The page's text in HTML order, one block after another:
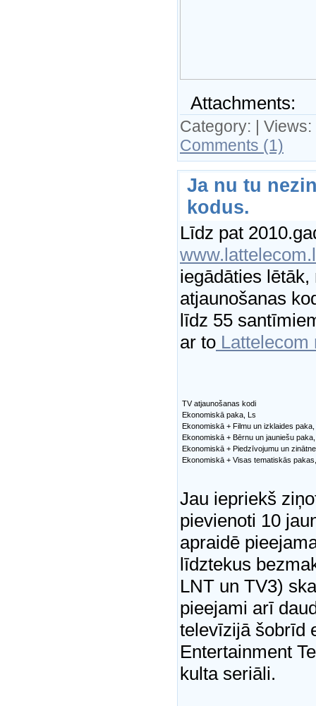
Attachments:
Category: |
Comments (1)
Ja nu tu
kodus.
Līdz pat
iegādāties
atjaunošanas
līdz 55
ar to Lattelecom
TV atjaunošanas kodi
Ekonomiskā paka, Ls
Ekonomiskā + Filmu un izklaides
Ekonomiskā + Bērnu un jauniešu
Ekonomiskā + Piedzīvojumu un
Ekonomiskā + Visas tematiskās
Jau iepriekš
pievienoti 10
apraidē
līdztekus
LNT un TV3)
pieejami arī
televīzijā šobrīd
Entertainment
kulta seriāli.